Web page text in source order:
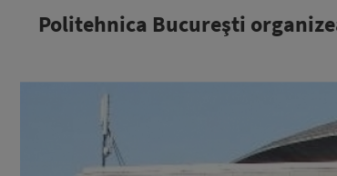
Politehnica Bucureşti